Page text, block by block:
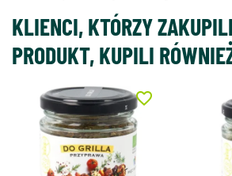
KLIENCI, KTÓRZY
PRODUKT, KUPILI
favorite_border